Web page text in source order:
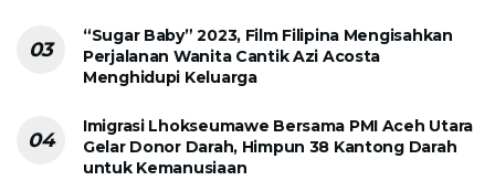
“Sugar Baby” 2023, Film Filipina Mengisahkan
Perjalanan Wanita Cantik Azi Acosta
Menghidupi Keluarga
Imigrasi Lhokseumawe Bersama PMI Aceh Utara
Gelar Donor Darah, Himpun 38 Kantong Darah
untuk Kemanusiaan